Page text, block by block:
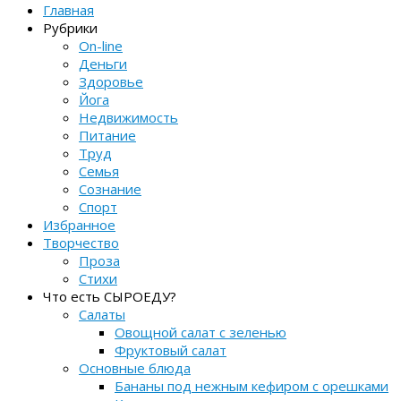
Главная
Рубрики
On-line
Деньги
Здоровье
Йога
Недвижимость
Питание
Труд
Семья
Сознание
Спорт
Избранное
Творчество
Проза
Стихи
Что есть СЫРОЕДУ?
Салаты
Овощной салат с зеленью
Фруктовый салат
Основные блюда
Бананы под нежным кефиром с орешками